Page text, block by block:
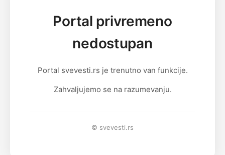
Portal privremeno
nedostupan
Portal svevesti.rs je trenutno van funkcije.
Zahvaljujemo se na razumevanju.
© svevesti.rs